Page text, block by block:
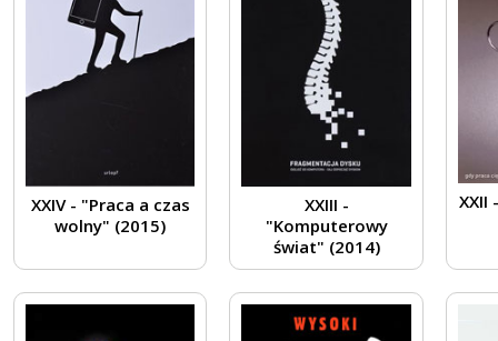
XXIV - "Praca a czas
wolny" (2015)
XXIII -
"Komputerowy
świat" (2014)
XXII